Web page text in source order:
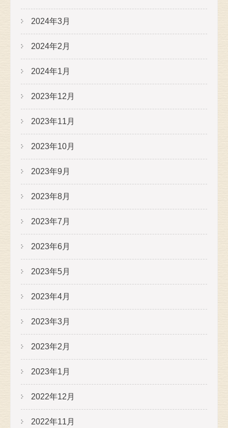
2024年3月
2024年2月
2024年1月
2023年12月
2023年11月
2023年10月
2023年9月
2023年8月
2023年7月
2023年6月
2023年5月
2023年4月
2023年3月
2023年2月
2023年1月
2022年12月
2022年11月